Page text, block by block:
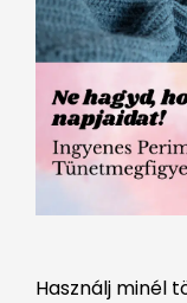
Használj minél